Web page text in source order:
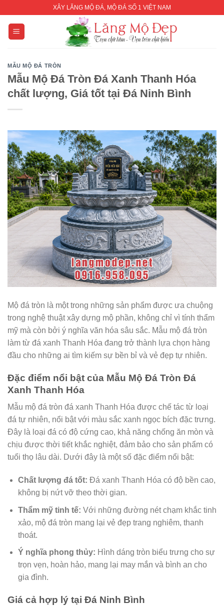
content
XÂY LĂNG MỘ ĐÁ, MỘ ĐÁ SỐ 1 VIỆT NAM
MẪU MỘ ĐÁ TRÒN
Mẫu Mộ Đá Tròn Đá Xanh Thanh Hóa
chất lượng, Giá tốt tại Đá Ninh Bình
Mộ đá tròn là một trong những sản phẩm được ưa chuộng
trong nghệ thuật xây dựng mộ phần, không chỉ vì tính thẩm
mỹ mà còn bởi ý nghĩa văn hóa sâu sắc. Mẫu mộ đá tròn
làm từ đá xanh Thanh Hóa đang trở thành lựa chọn hàng
đầu cho những ai tìm kiếm sự bền bỉ và vẻ đẹp tự nhiên.
Đặc điểm nổi bật của Mẫu Mộ Đá Tròn Đá
Xanh Thanh Hóa
Mẫu mộ đá tròn đá xanh Thanh Hóa được chế tác từ loại
đá tự nhiên, nổi bật với màu sắc xanh ngọc bích đặc trưng.
Đây là loại đá có độ cứng cao, khả năng chống ăn mòn và
chịu được thời tiết khắc nghiệt, đảm bảo cho sản phẩm có
tuổi thọ lâu dài. Dưới đây là một số đặc điểm nổi bật:
Chất lượng đá tốt: Đá xanh Thanh Hóa có độ bền cao,
không bị nứt vỡ theo thời gian.
Thẩm mỹ tinh tế: Với những đường nét chạm khắc tinh
xảo, mộ đá tròn mang lại vẻ đẹp trang nghiêm, thanh
thoát.
Ý nghĩa phong thủy: Hình dáng tròn biểu trưng cho sự
trọn vẹn, hoàn hảo, mang lại may mắn và bình an cho
gia đình.
Giá cả hợp lý tại Đá Ninh Bình